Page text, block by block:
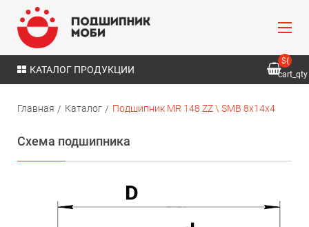
КАТАЛОГ ПРОДУКЦИИ
${
cart_qty
Главная Каталог Подшипник MR 148 ZZ \ SMB 8х14х4
Схема подшипника